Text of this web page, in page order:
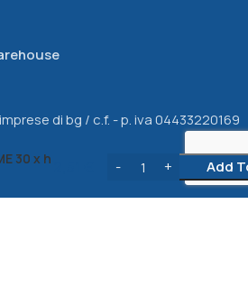
di bg / c.f. - p. iva 04433220169
30 x h
Add